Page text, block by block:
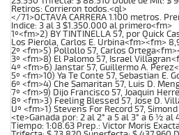
Retiros: Corrieron todos.<ql>
</71>OCTAVA CARRERA 1.100 metros.
Indice: 3 al 3 $1.350.000 al primero<fm>
1º<fm>2) BY TINTINELLA 57, por Quick
Los Pierola, Carlos E. Urbina<fm><fm>
2º <fm>5) Pollollo 57, Carlos
3º <fm>8) El Palomo 57, Israel
4º <fm>6) Janstar 57, Guillermo A.
5º <fm>10) Ya Te Conte 57, Sebastian E.
6º <fm>4) Che Samaritan 57, Luis D.
7º <fm>9) Dijo Francisco 57, Joaquin
8º <fm>3) Feeling Blessed 57, Jose D.
Uº <fm>1) Stevens For Record 57,
<te>Ganada por: 2 al 2° a 5 al 3° a 6 ½ al
Tiempo: 1:08.63 Prep.: Victor Moris